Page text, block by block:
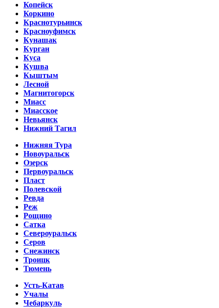
Копейск
Коркино
Краснотурьинск
Красноуфимск
Кунашак
Курган
Куса
Кушва
Кыштым
Лесной
Магнитогорск
Миасс
Миасское
Невьянск
Нижний Тагил
Нижняя Тура
Новоуральск
Озерск
Первоуральск
Пласт
Полевской
Ревда
Реж
Рощино
Сатка
Североуральск
Серов
Снежинск
Троицк
Тюмень
Усть-Катав
Учалы
Чебаркуль